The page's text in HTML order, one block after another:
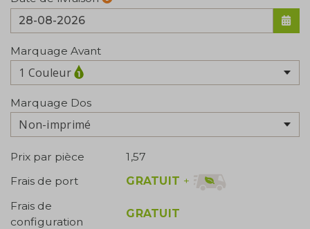
Marquage Avant
1 Couleur
Marquage Dos
Non-imprimé
Prix par pièce
1,57
Frais de port
GRATUIT +
Frais de
configuration
GRATUIT